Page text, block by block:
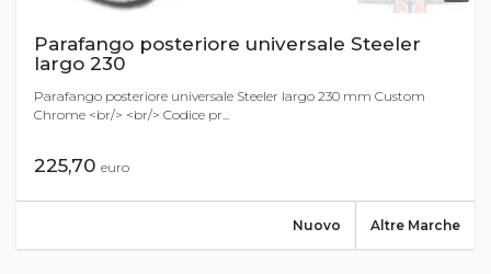
Parafango posteriore universale Steeler
largo 230
Parafango posteriore universale Steeler largo 230 mm Custom
Chrome <br/> <br/> Codice pr...
225,70 euro
Altre Marche
Nuovo